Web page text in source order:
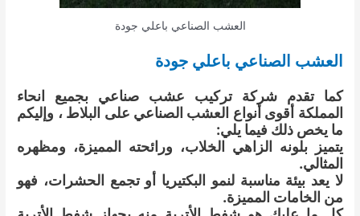
العشب الصناعي باعلي جودة
العشب الصناعي باعلي جودة
كما تقدم شركة تركيب عشب صناعي بجميع انحاء
المملكة أقوى أنواع العشب الصناعي على البلاط ، وإليكم
ما يخص ذلك فيما يلي:
يتميز بلونه الزاهي الخلاب، ورائحته المميزة، ومظهره
المثالي.
لا يعد بيئة مناسبة لنمو البكتيريا أو تجمع الحشرات، فهو
من الخامات المميزة.